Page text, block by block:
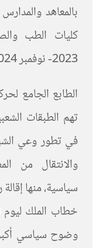
بالمعاهد
2023- نوفمبر 2024).
تهم الطبقات
في تطور وعي
والانتقال من
سياسية، منها
وضوح سياسي